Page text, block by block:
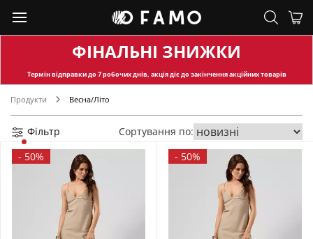
ФІНАЛЬНІ ЗНИЖКИ
Термін відправкидо 7 робочих днів, акція діє до закінчення акційних товарів
Продукти Весна/Літо
Фільтр
Сортування по:
- 50% - 50%